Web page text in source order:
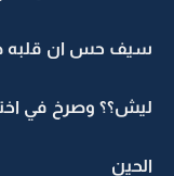
سيف حس ان قلبه
ليش؟؟ وصرخ في
الحين